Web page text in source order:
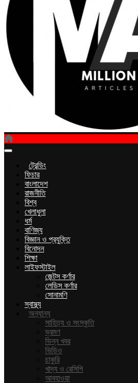
ট্রেন্ডিং
ফিচার
বাংলাদেশ
রাজনীতি
বিশ্ব
খেলাধুলা
ধর্ম
বাণিজ্য
বিজ্ঞান ও প্রযুক্তি
বিনোদন
শিক্ষা
লাইফস্টাইল
জেন্টস কর্ণার
লেডিস কর্ণার
সোনামণি
স্বাস্থ্য
অন্যান্য
সাহিত্য ও সংস্কৃতি
ভ্রমণ
ভিন্ন খবর
ভিডিও
চাকুরি
খাদ্য ও রেসিপি
আবহাওয়া